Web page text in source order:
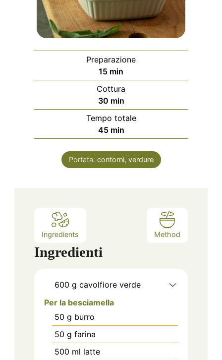
Preparazione
15minuti
min
Cottura
30minuti
min
Tempo totale
45minuti
min
Portata: contorni, verdure
Ingredients Method
Ingredienti
600 g cavolfiore verde
Per la besciamella
50 g burro
50 g farina
500 ml latte